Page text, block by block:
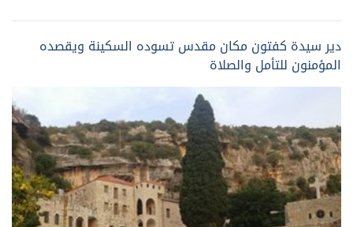
دير سيدة كفتون مكان مقدس تسوده السكينة ويقصده
المؤمنون للتأمل والصلاة